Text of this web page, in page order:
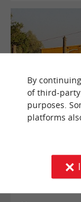
Route de la
By
of third-
purposes.
platforms